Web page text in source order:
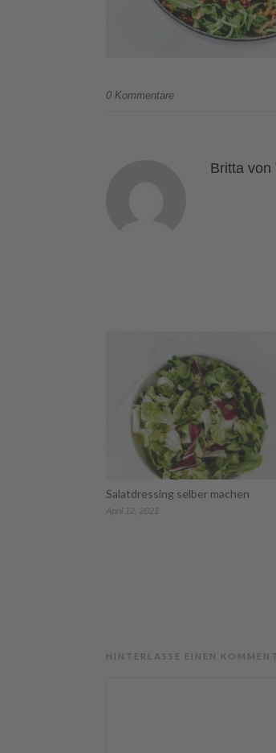
0 Kommentare
Britta von
Salatdressing selber machen
April 12, 2021
HINTERLASSE EINEN